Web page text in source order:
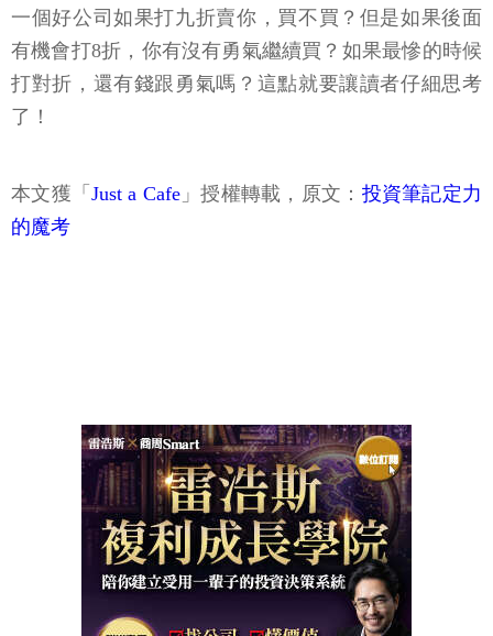
一個好公司如果打九折賣你，買不買？但是如果後面
有機會打8折，你有沒有勇氣繼續買？如果最慘的時候
打對折，還有錢跟勇氣嗎？這點就要讓讀者仔細思考
了！
本文獲「Just a Cafe」授權轉載，原文： 投資筆記定力
的魔考